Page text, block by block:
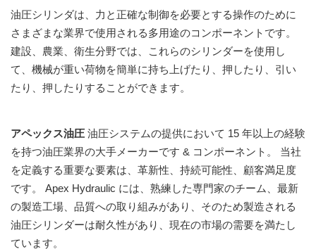
油圧シリンダは、力と正確な制御を必要とする操作のために
さまざまな業界で使用される多用途のコンポーネントです。
建設、農業、衛生分野では、これらのシリンダーを使用し
て、機械が重い荷物を簡単に持ち上げたり、押したり、引い
たり、押したりすることができます。
アペックス油圧 油圧システムの提供において 15 年以上の経験
を持つ油圧業界の大手メーカーです & コンポーネント。 当社
を定義する重要な要素は、革新性、持続可能性、顧客満足度
です。 Apex Hydraulic には、熟練した専門家のチーム、最新
の製造工場、品質への取り組みがあり、そのため製造される
油圧シリンダーは耐久性があり、現在の市場の需要を満たし
ています。